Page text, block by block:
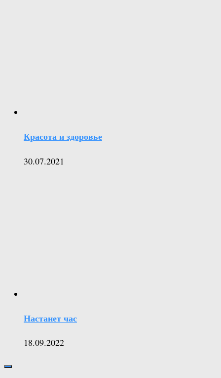
Красота и здоровье
30.07.2021
Настанет час
18.09.2022